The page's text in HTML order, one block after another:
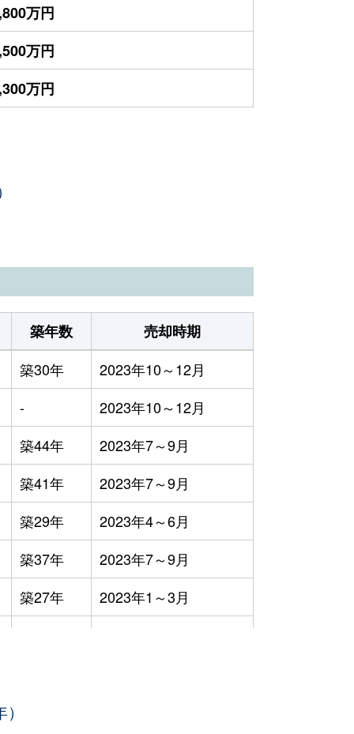
万円
万円
万円
築年数
売却時期
築30年
2023年10～12月
-
2023年10～12月
築44年
2023年7～9月
築41年
2023年7～9月
築29年
2023年4～6月
築37年
2023年7～9月
築27年
2023年1～3月